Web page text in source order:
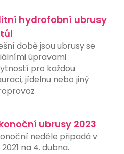
pro online nákupy,
čerpací stanice a další
rychlost a jednoduchost
klíčovou roli.
hydrofobní ubrusy
době jsou ubrusy se
úpravami
pro každou
jídelnu nebo jiný
ubrusy 2023
neděle připadá v
na 4. dubna.